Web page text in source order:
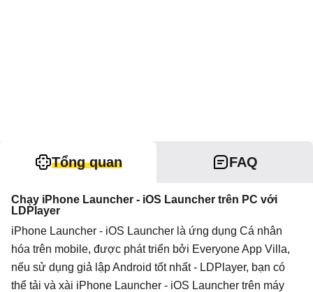
Tổng quan FAQ
Chạy iPhone Launcher - iOS Launcher trên PC với
LDPlayer
iPhone Launcher - iOS Launcher là ứng dụng Cá nhân
hóa trên mobile, được phát triển bởi Everyone App Villa,
nếu sử dụng giả lập Android tốt nhất - LDPlayer, bạn có
thể tải và xài iPhone Launcher - iOS Launcher trên máy